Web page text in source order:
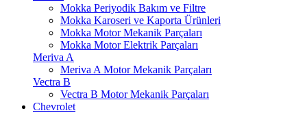
Mokka Periyodik Bakım ve Filtre
Mokka Karoseri ve Kaporta Ürünleri
Mokka Motor Mekanik Parçaları
Mokka Motor Elektrik Parçaları
Meriva A
Meriva A Motor Mekanik Parçaları
Vectra B
Vectra B Motor Mekanik Parçaları
Chevrolet